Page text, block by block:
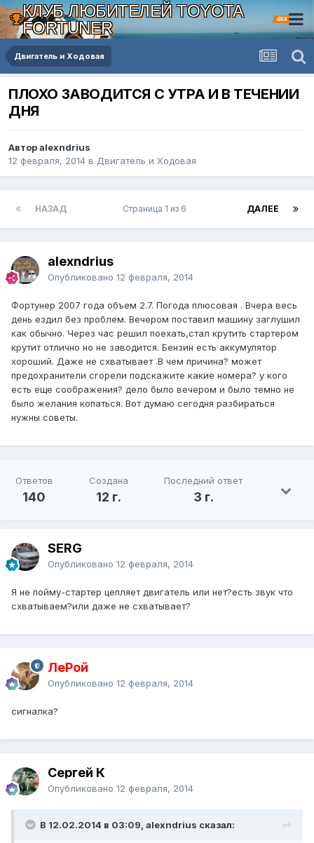
КЛУБ ЛЮБИТЕЛЕЙ TOYOTA
FORTUNER
4X4
Двигатель и Ходовая
ПЛОХО ЗАВОДИТСЯ С УТРА И В ТЕЧЕНИИ
ДНЯ
Автор alexndrius
12 февраля, 2014 в Двигатель и Ходовая
НАЗАД ДАЛЕЕ
Страница 1 из 6
alexndrius
Опубликовано 12 февраля, 2014
Фортунер 2007 года объем 2.7. Погода плюсовая . Вчера весь
день ездил без проблем. Вечером поставил машину заглушил
как обычно. Через час решил поехать,стал крутить стартером
крутит отлично но не заводится. Бензин есть аккумулятор
хороший. Даже не схватывает .В чем причина? может
предохранители сгорели подскажите какие номера? у кого
есть еще соображения? дело было вечером и было темно не
было желания копаться. Вот думаю сегодня разбираться
нужны советы.
Ответов
140
Создана
12 г.
Последний ответ
3 г.
SERG
Опубликовано 12 февраля, 2014
Я не пойму-стартер цепляет двигатель или нет?есть звук что
схватываем?или даже не схватывает?
ЛеРой
Опубликовано 12 февраля, 2014
сигналка?
Сергей К
Опубликовано 12 февраля, 2014
В 12.02.2014 в 03:09, alexndrius сказал: